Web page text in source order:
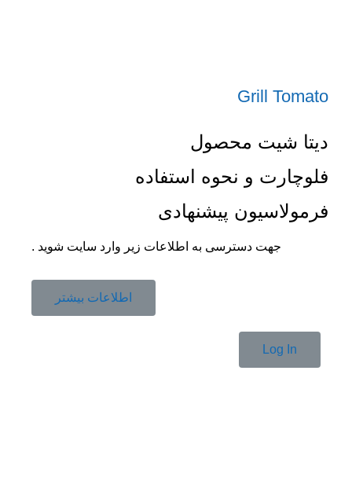
Grill Tomato
دیتا شیت محصول
فلوچارت و نحوه استفاده
فرمولاسیون پیشنهادی
جهت دسترسی به اطلاعات زیر وارد سایت شوید .
اطلاعات بیشتر
Log In